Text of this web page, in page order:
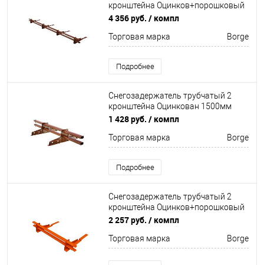
кронштейна Оцинков+порошковый
окрас 3000мм Borge
4 356 руб. / компл
Торговая марка Borge
Подробнее
Снегозадержатель трубчатый 2
кронштейна Оцинкован 1500мм
Borge
1 428 руб. / компл
Торговая марка Borge
Подробнее
Снегозадержатель трубчатый 2
кронштейна Оцинков+порошковый
окрас 1500мм Borge
2 257 руб. / компл
Торговая марка Borge